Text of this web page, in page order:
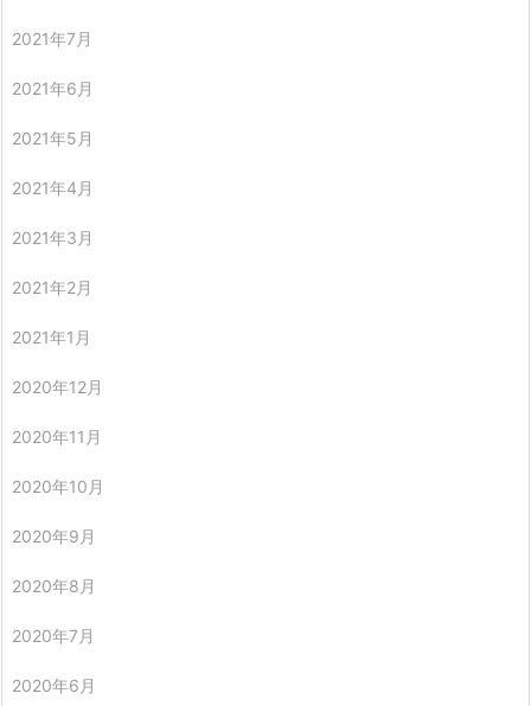
2021年7月
2021年6月
2021年5月
2021年4月
2021年3月
2021年2月
2021年1月
2020年12月
2020年11月
2020年10月
2020年9月
2020年8月
2020年7月
2020年6月